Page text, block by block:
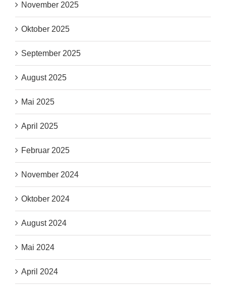
November 2025
Oktober 2025
September 2025
August 2025
Mai 2025
April 2025
Februar 2025
November 2024
Oktober 2024
August 2024
Mai 2024
April 2024